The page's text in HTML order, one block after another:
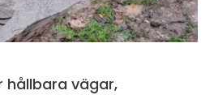
hållbara vägar,